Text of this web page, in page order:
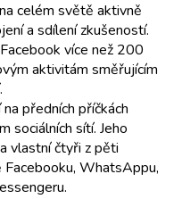
celém světě aktivně
a sdílení zkušeností.
více než 200
aktivitám směřujícím
předních příčkách
sociálních sítí. Jeho
vlastní čtyři z pěti
WhatsAppu,